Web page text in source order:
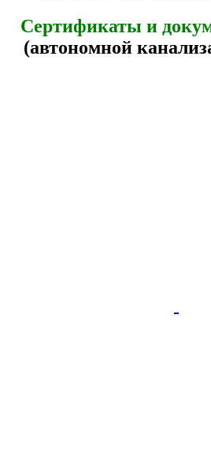
Сертификаты и
(автономной